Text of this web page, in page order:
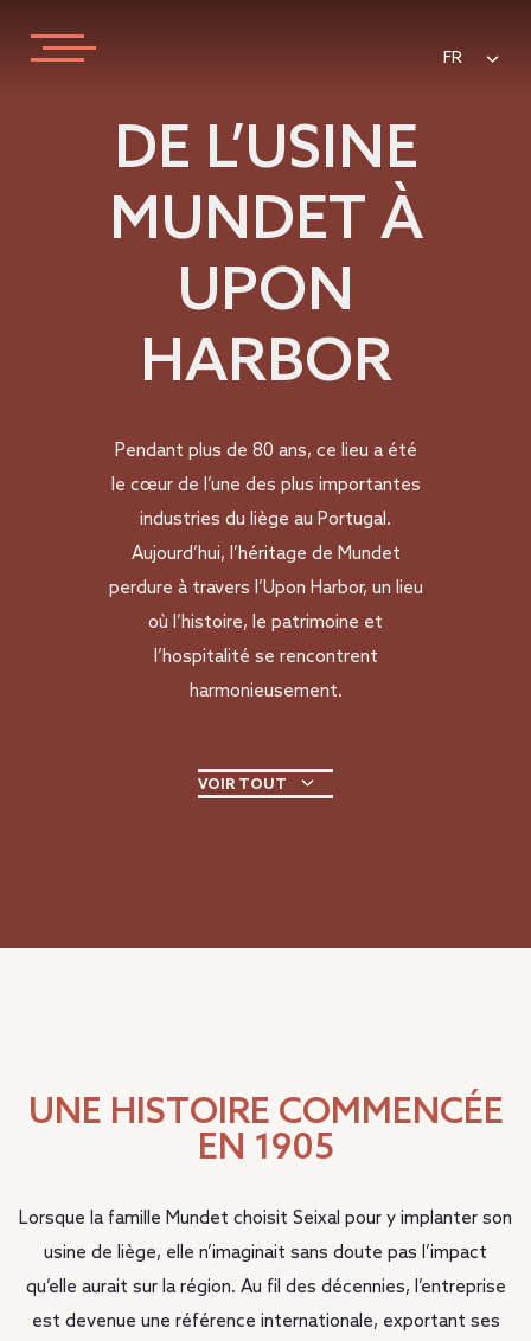
FR
DE L’USINE
MUNDET À
UPON
HARBOR
Pendant plus de 80 ans, ce lieu a été
le cœur de l’une des plus importantes
industries du liège au Portugal.
Aujourd’hui, l’héritage de Mundet
perdure à travers l’Upon Harbor, un lieu
où l’histoire, le patrimoine et
l’hospitalité se rencontrent
harmonieusement.
VOIR TOUT
UNE HISTOIRE COMMENCÉE
EN 1905
Lorsque la famille Mundet choisit Seixal pour y implanter son
usine de liège, elle n’imaginait sans doute pas l’impact
qu’elle aurait sur la région. Au fil des décennies, l’entreprise
est devenue une référence internationale, exportant ses